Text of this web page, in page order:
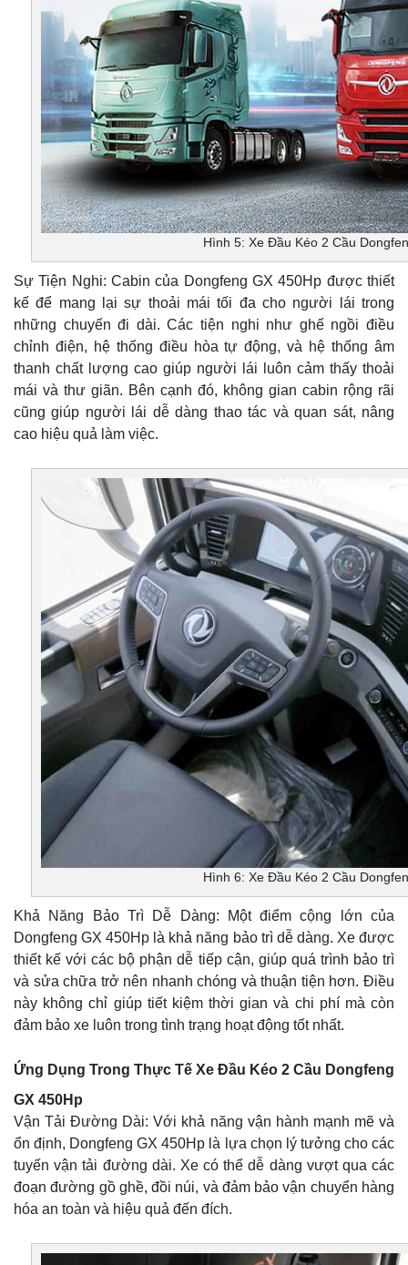
Hình 5: Xe Đầu Kéo 2 Cầu
Sự Tiện Nghi: Cabin của Dongfeng GX 450Hp được thiết
kế để mang lại sự thoải mái tối đa cho người lái trong
những chuyến đi dài. Các tiện nghi như ghế ngồi điều
chỉnh điện, hệ thống điều hòa tự động, và hệ thống âm
thanh chất lượng cao giúp người lái luôn cảm thấy thoải
mái và thư giãn. Bên cạnh đó, không gian cabin rộng rãi
cũng giúp người lái dễ dàng thao tác và quan sát, nâng
cao hiệu quả làm việc.
Hình 6: Xe Đầu Kéo 2 Cầu
Khả Năng Bảo Trì Dễ Dàng: Một điểm cộng lớn của
Dongfeng GX 450Hp là khả năng bảo trì dễ dàng. Xe được
thiết kế với các bộ phận dễ tiếp cận, giúp quá trình bảo trì
và sửa chữa trở nên nhanh chóng và thuận tiện hơn. Điều
này không chỉ giúp tiết kiệm thời gian và chi phí mà còn
đảm bảo xe luôn trong tình trạng hoạt động tốt nhất.
Ứng Dụng Trong Thực Tế Xe Đầu Kéo 2 Cầu Dongfeng
GX 450Hp
Vận Tải Đường Dài: Với khả năng vận hành mạnh mẽ và
ổn định, Dongfeng GX 450Hp là lựa chọn lý tưởng cho các
tuyến vận tải đường dài. Xe có thể dễ dàng vượt qua các
đoạn đường gồ ghề, đồi núi, và đảm bảo vận chuyển hàng
hóa an toàn và hiệu quả đến đích.